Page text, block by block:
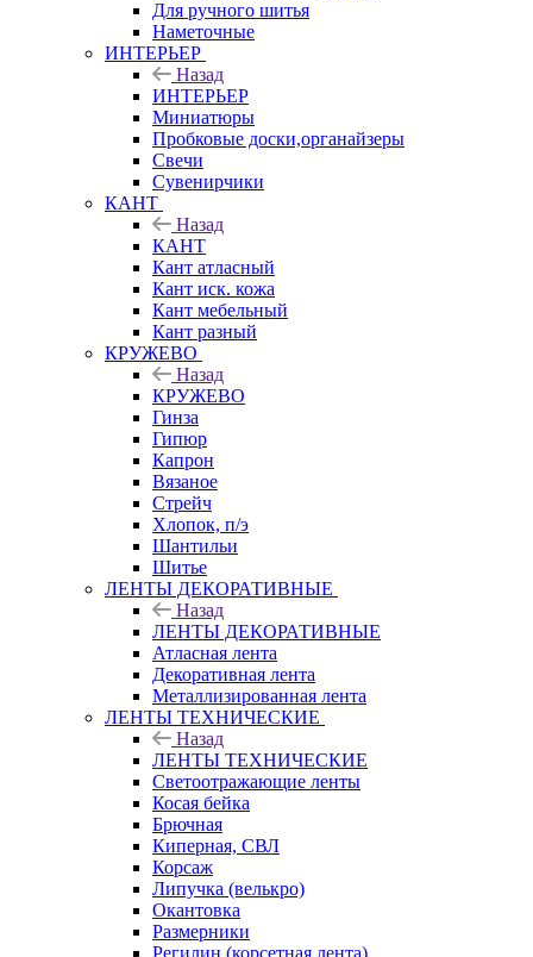
Для ручного шитья
Наметочные
ИНТЕРЬЕР
Назад
ИНТЕРЬЕР
Миниатюры
Пробковые доски,органайзеры
Свечи
Сувенирчики
КАНТ
Назад
КАНТ
Кант атласный
Кант иск. кожа
Кант мебельный
Кант разный
КРУЖЕВО
Назад
КРУЖЕВО
Гинза
Гипюр
Капрон
Вязаное
Стрейч
Хлопок, п/э
Шантильи
Шитье
ЛЕНТЫ ДЕКОРАТИВНЫЕ
Назад
ЛЕНТЫ ДЕКОРАТИВНЫЕ
Атласная лента
Декоративная лента
Металлизированная лента
ЛЕНТЫ ТЕХНИЧЕСКИЕ
Назад
ЛЕНТЫ ТЕХНИЧЕСКИЕ
Светоотражающие ленты
Косая бейка
Брючная
Киперная, СВЛ
Корсаж
Липучка (велькро)
Окантовка
Размерники
Регилин (корсетная лента)